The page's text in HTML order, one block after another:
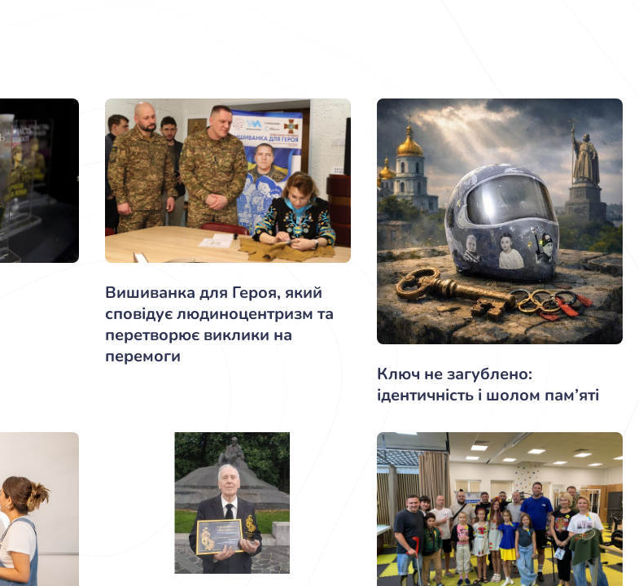
Вишиванка для Героя, який
сповідує людиноцентризм та
перетворює виклики на
перемоги
Ключ не загублено:
ідентичність і шолом пам’яті